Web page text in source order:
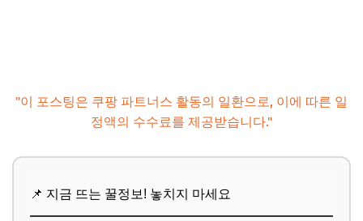
"이 포스팅은 쿠팡 파트너스 활동의 일환으로, 이에 따른 일
정액의 수수료를 제공받습니다."
📌 지금 뜨는 꿀정보! 놓치지 마세요